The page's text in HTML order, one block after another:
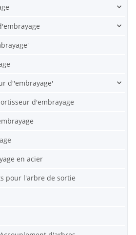
d''embrayage'
d'embrayage
en acier
pour l'arbre de sortie